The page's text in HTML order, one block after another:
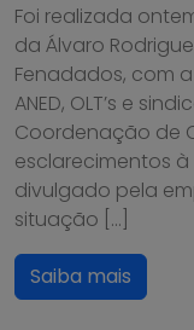
Foi realizada
da Álvaro
Fenadados, com
ANED, OLT’s e
Coordenação de
esclarecimentos
divulgado pela
situação […]
Saiba mais